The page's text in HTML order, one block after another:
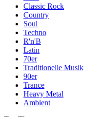
Classic Rock
Country
Soul
Techno
R'n'B
Latin
70er
Traditionelle Musik
90er
Trance
Heavy Metal
Ambient